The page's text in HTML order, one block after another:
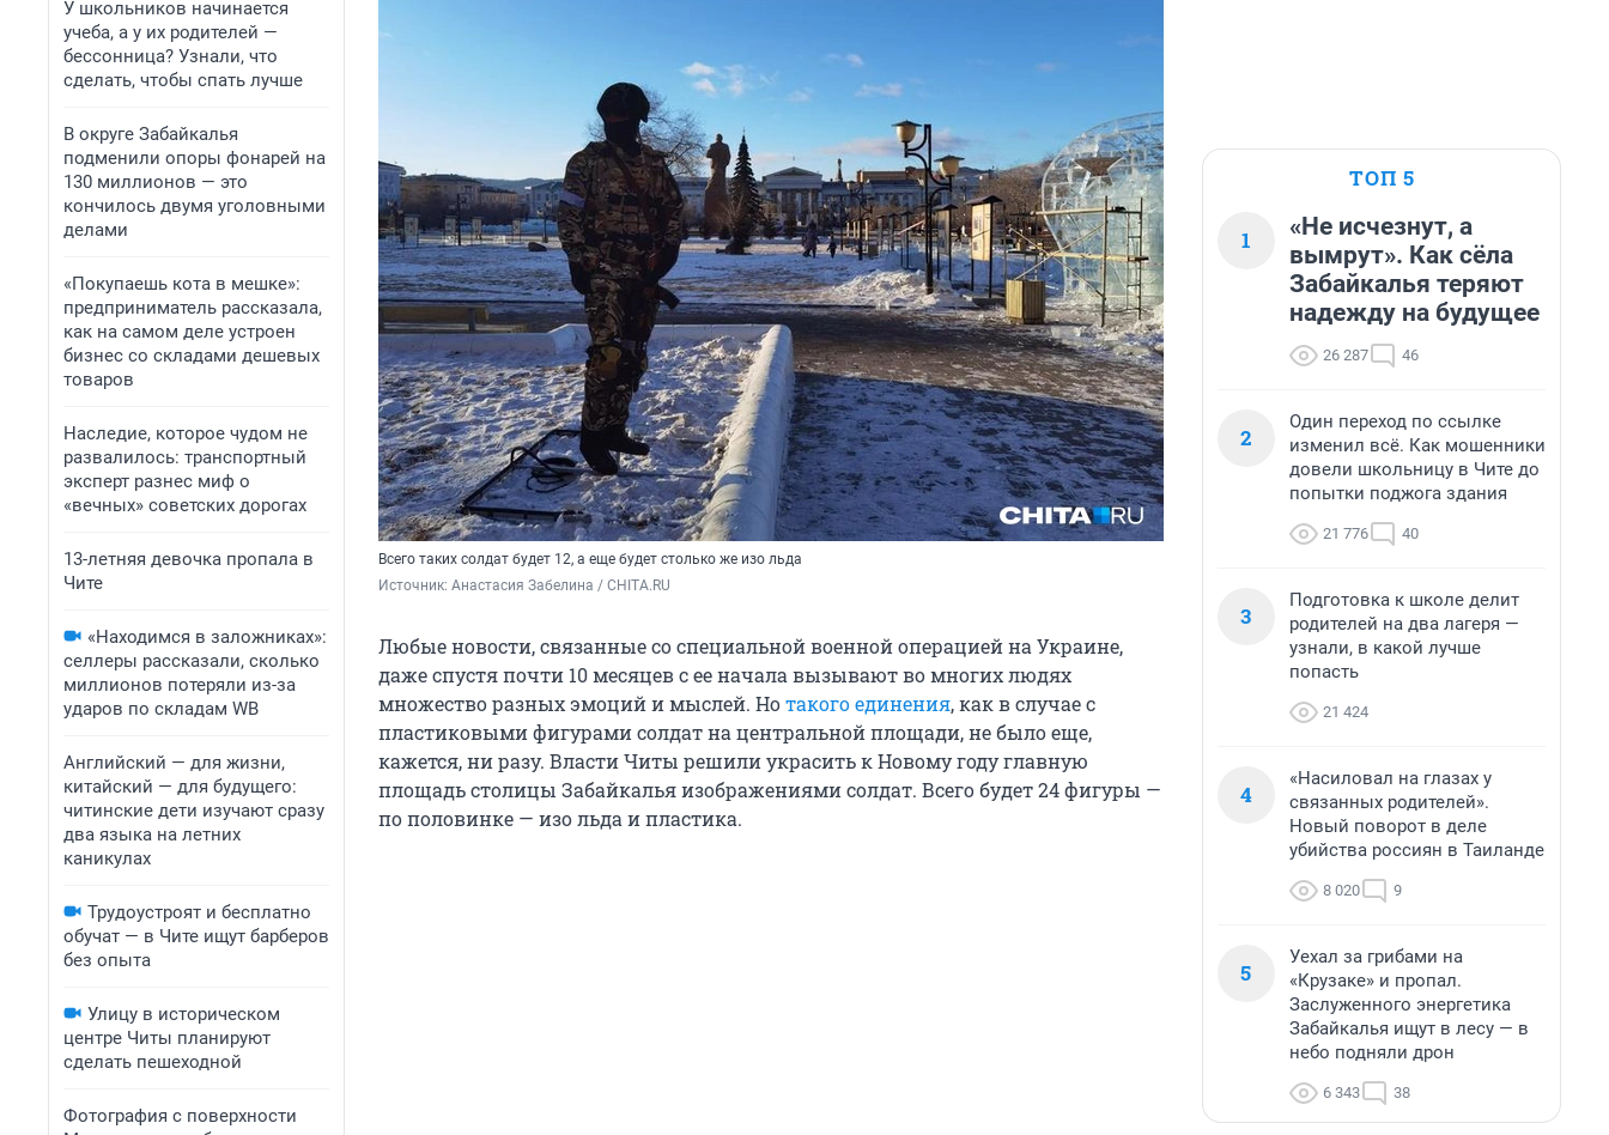
У школьников начинается
учеба, а у их родителей —
бессонница? Узнали, что
сделать, чтобы спать лучше
В округе Забайкалья
подменили опоры фонарей на
130 миллионов — это
кончилось двумя уголовными
делами
«Покупаешь кота в мешке»:
предприниматель рассказала,
как на самом деле устроен
бизнес со складами дешевых
товаров
Наследие, которое чудом не
развалилось: транспортный
эксперт разнес миф о
«вечных» советских дорогах
13-летняя девочка пропала в
Чите
«Находимся в заложниках»:
селлеры рассказали, сколько
миллионов потеряли из-за
ударов по складам WB
Английский — для жизни,
китайский — для будущего:
читинские дети изучают сразу
два языка на летних
каникулах
Трудоустроят и бесплатно
обучат — в Чите ищут барберов
без опыта
Улицу в историческом
центре Читы планируют
сделать пешеходной
Фотография с поверхности
Всего таких солдат будет 12, а еще будет столько же изо льда
Источник: Анастасия Забелина / CHITA.RU
Любые новости, связанные со специальной военной операцией на Украине,
даже спустя почти 10 месяцев с ее начала вызывают во многих людях
множество разных эмоций и мыслей. Нотакого единения, как в случае с
пластиковыми фигурами солдат на центральной площади, не было еще,
кажется, ни разу. Власти Читы решили украсить к Новому году главную
площадь столицы Забайкалья изображениями солдат. Всего будет 24 фигуры —
по половинке — изо льда и пластика.
ТОП 5
1
«Не исчезнут, а
вымрут». Как сёла
Забайкалья теряют
надежду на будущее
26 287 46
2
Один переход по ссылке
изменил всё. Как мошенники
довели школьницу в Чите до
попытки поджога здания
21 776 40
3
Подготовка к школе делит
родителей на два лагеря —
узнали, в какой лучше
попасть
21 424
4
«Насиловал на глазах у
связанных родителей».
Новый поворот в деле
убийства россиян в Таиланде
8 020 9
5
Уехал за грибами на
«Крузаке» и пропал.
Заслуженного энергетика
Забайкалья ищут в лесу — в
небо подняли дрон
6 343 38